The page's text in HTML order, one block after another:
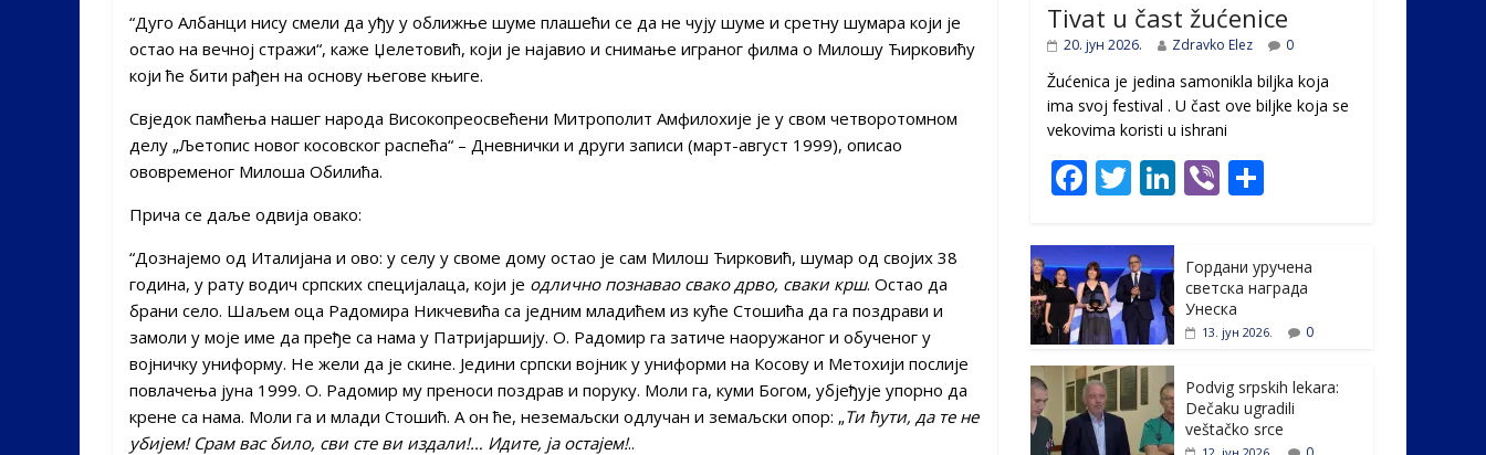
“Дуго Албанци нису смели да уђу у оближње шуме плашећи се да не чују шуме и сретну шумара који је
остао на вечној стражи“, каже Џелетовић, који је најавио и снимање играног филма о Милошу Ћирковићу
који ће бити рађен на основу његове књиге.
Свједок памћења нашег народа Високопреосвећени Митрополит Амфилохије је у свом четворотомном
делу „Љетопис новог косовског распећа“ – Дневнички и други записи (март-август 1999), описао
ововременог Милоша Обилића.
Прича се даље одвија овако:
“Дознајемо од Италијана и ово: у селу у своме дому остао је сам Милош Ћирковић, шумар од својих 38
година, у рату водич српских специјалаца, који је одлично познавао свако дрво, сваки крш. Остао да
брани село. Шаљем оца Радомира Никчевића са једним младићем из куће Стошића да га поздрави и
замоли у моје име да пређе са нама у Патријаршију. О. Радомир га затиче наоружаног и обученог у
војничку униформу. Не жели да је скине. Једини српски војник у униформи на Косову и Метохији послије
повлачења јуна 1999. О. Радомир му преноси поздрав и поруку. Моли га, куми Богом, убјеђује упорно да
крене са нама. Моли га и млади Стошић. А он ће, неземаљски одлучан и земаљски опор: „Ти ћути, да те не
убијем! Срам вас било, сви сте ви издали!… Идите, ја остајем!..
Tivat u čast žućenice
20. јун 2026. Zdravko Elez 0
Žućenica je jedina samonikla biljka koja
ima svoj festival . U čast ovе biljke koja se
vekovima koristi u ishrani
F
e
b
o
o
k
T
itt
er
Li
e
dI
n
Vi
e
Гордани уручена
светска награда
Унеска
13. јун 2026. 0
Podvig srpskih lekara:
Dečaku ugradili
veštačko srce